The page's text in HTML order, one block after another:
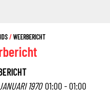
WEERBERICHT
1970 01:00 - 01:00